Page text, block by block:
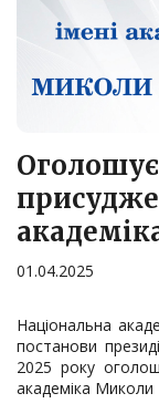
01.04.2025
Національна
постанови
2025 року
академіка Миколи